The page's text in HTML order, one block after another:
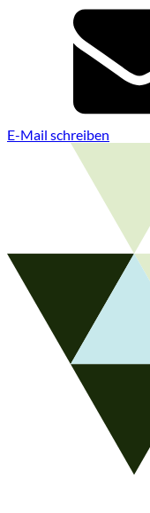
E-Mail schreiben